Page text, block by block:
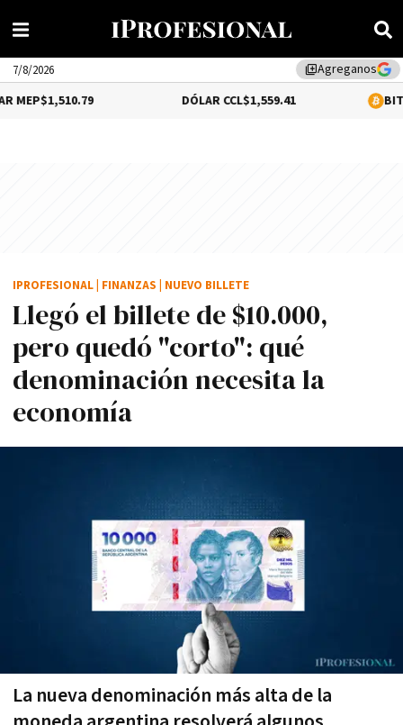
library_addAgreganos
7/8/2026
DÓLAR CCL$1,559.41 BITCOIN
Llegó el billete de $10.000,
pero quedó "corto": qué
denominación necesita la
economía
La nueva denominación más alta de la
IPROFESIONAL FINANZAS NUEVO BILLETE